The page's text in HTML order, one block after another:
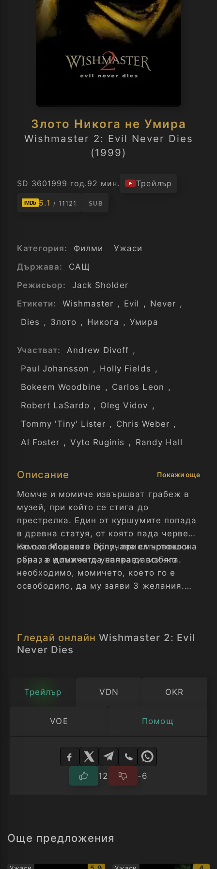
Злото Никога не Умира
Wishmaster 2: Evil Never Dies
(1999)
SD 3601999 год.92 мин. Трейлър
IMDb 5.1 / 11121 SUB
Категория: Филми
Ужаси
Държава:
САЩ
Режисьор:
Jack Sholder
Етикети:
Wishmaster , Evil , Never ,
Dies , Злото , Никога , Умира
Участват: Andrew Divoff ,
Paul Johansson , Holly Fields ,
Bokeem Woodbine , Carlos Leon ,
Robert LaSardo , Oleg Vidov ,
Tommy 'Tiny' Lister , Chris Weber ,
Al Foster , Vyto Ruginis , Randy Hall
Описание Покажи още
Момче и момиче извършват грабеж в
музей, при който се стига до
престрелка. Един от куршумите попада
в древна статуя, от която пада червен
камък. Момчето получава смъртоносна
рана, а момичето успява да избяга.
Но освободения Djinn, приел човешки
образ е длъжен да направи всичко
необходимо, момичето, което го е
освободило, да му заяви 3 желания.
хора, за да започне Апокалипсиса...
Гледай онлайнWishmaster 2: Evil
Never Dies
Трейлър VDN OKR
VOE Помощ
Изберете
12 -6
Още предложения
IMDb